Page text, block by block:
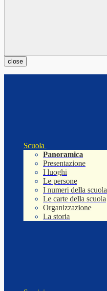
close
Scuola
Panoramica
Presentazione
I luoghi
Le persone
I numeri della scuola
Le carte della scuola
Organizzazione
La storia